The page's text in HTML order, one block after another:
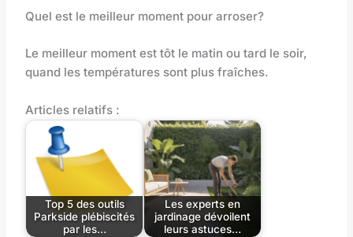
Quel est le meilleur moment pour arroser?
Le meilleur moment est tôt le matin ou tard le soir,
quand les températures sont plus fraîches.
Articles relatifs :
Top 5 des outils
Parkside plébiscités
par les…
Les experts en
jardinage dévoilent
leurs astuces…